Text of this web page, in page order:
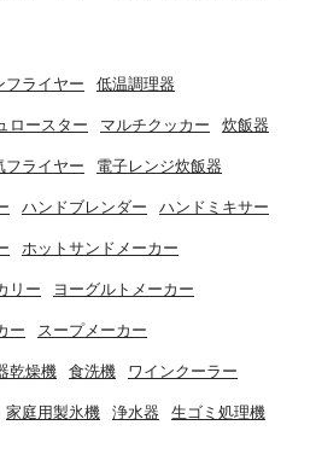
フライヤー 低温調理器
ロースター マルチクッカー 炊飯器
フライヤー 電子レンジ炊飯器
ハンドブレンダー ハンドミキサー
ホットサンドメーカー
リー ヨーグルトメーカー
ー スープメーカー
乾燥機 食洗機 ワインクーラー
家庭用製氷機 浄水器 生ゴミ処理機